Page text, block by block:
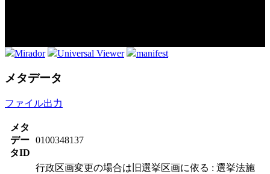
Mirador Universal Viewer manifest
メタデータ
ファイル出力
メタ
デー
タID
0100348137
行政区画変更の場合は旧選挙区画に依る : 選挙法施